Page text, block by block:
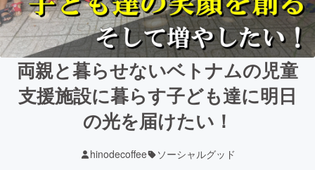
両親と暮らせないベトナムの児童
支援施設に暮らす子ども達に明日
の光を届けたい！
hinodecoffee ソーシャルグッド